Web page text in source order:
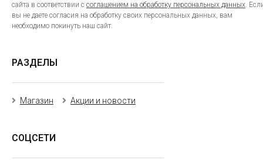
сайта в соответствии с соглашением на обработку персональных данных.
вы не даете согласия на обработку своих персональных данных, вам
необходимо покинуть наш сайт.
РАЗДЕЛЫ
Магазин Акции и новости
СОЦСЕТИ